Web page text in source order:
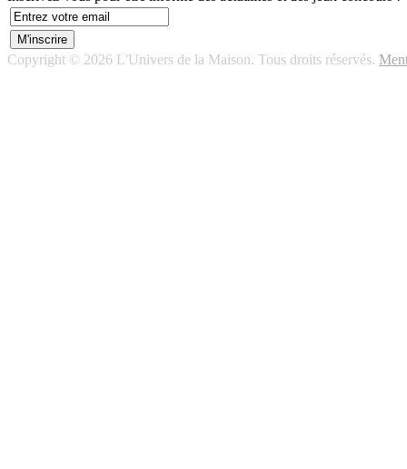
Copyright © 2026 L'Univers de la Maison. Tous droits réservés.